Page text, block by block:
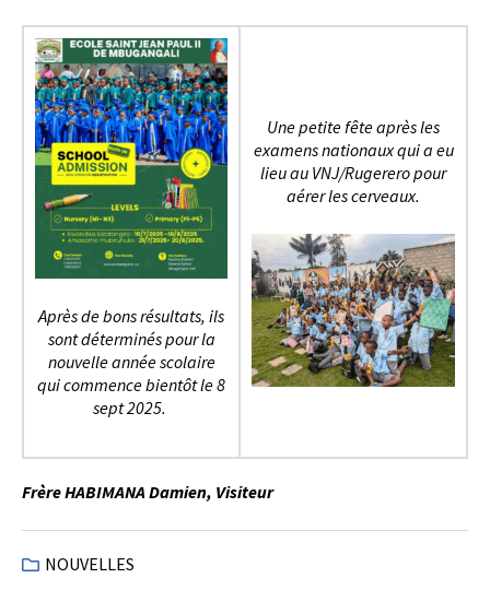
Après de bons résultats, ils
sont déterminés pour la
nouvelle année scolaire
qui commence bientôt le 8
sept 2025.
Une petite fête après les
examens nationaux qui a eu
lieu au VNJ/Rugerero pour
aérer les cerveaux.
Frère HABIMANA Damien, Visiteur
NOUVELLES